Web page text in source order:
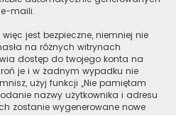
maili.
jest bezpieczne, niemniej nie
na różnych witrynach
dostęp do twojego konta na
je i w żadnym wypadku nie
użyj funkcji „Nie pamiętam
nazwy użytkownika i adresu
zostanie wygenerowane nowe